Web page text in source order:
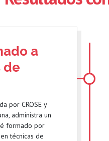
a
de
por CROSE y
administra un
formado por
técnicas de